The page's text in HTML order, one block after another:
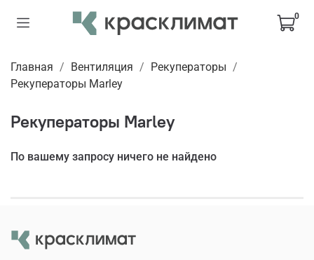
0
Главная Вентиляция
Рекуператоры
Рекуператоры Marley
Рекуператоры Marley
По вашему запросу ничего не найдено